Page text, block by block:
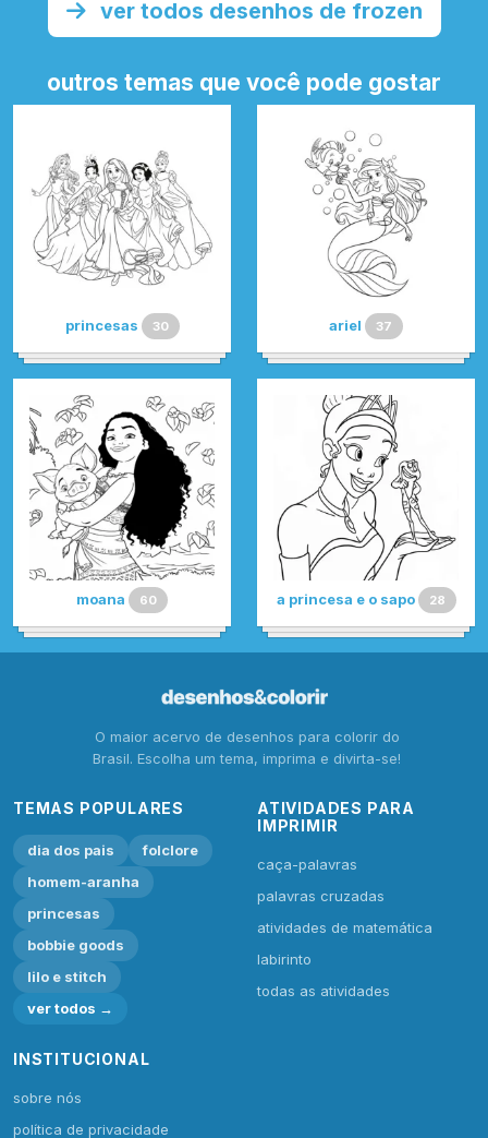
ver todos desenhos de frozen
outros temas que você pode gostar
princesas 30 ariel 37
moana 60 a princesa e o sapo 28
O maior acervo de desenhos para colorir do
Brasil. Escolha um tema, imprima e divirta-se!
TEMAS POPULARES
dia dos pais
folclore
homem-aranha
princesas
bobbie goods
lilo e stitch
ver todos →
ATIVIDADES PARA
IMPRIMIR
caça-palavras
palavras cruzadas
atividades de matemática
labirinto
todas as atividades
INSTITUCIONAL
sobre nós
política de privacidade